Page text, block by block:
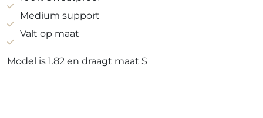
aantal
Medium support
Valt op maat
Model is 1.82 en draagt maat S